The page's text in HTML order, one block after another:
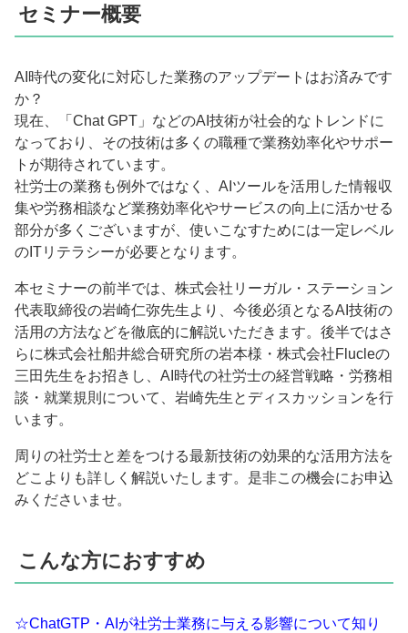
セミナー概要
AI時代の変化に対応した業務のアップデートはお済みです
か？
現在、「Chat GPT」などのAI技術が社会的なトレンドに
なっており、その技術は多くの職種で業務効率化やサポー
トが期待されています。
社労士の業務も例外ではなく、AIツールを活用した情報収
集や労務相談など業務効率化やサービスの向上に活かせる
部分が多くございますが、使いこなすためには一定レベル
のITリテラシーが必要となります。
本セミナーの前半では、株式会社リーガル・ステーション
代表取締役の岩崎仁弥先生より、今後必須となるAI技術の
活用の方法などを徹底的に解説いただきます。後半ではさ
らに株式会社船井総合研究所の岩本様・株式会社Flucleの
三田先生をお招きし、AI時代の社労士の経営戦略・労務相
談・就業規則について、岩崎先生とディスカッションを行
います。
周りの社労士と差をつける最新技術の効果的な活用方法を
どこよりも詳しく解説いたします。是非この機会にお申込
みくださいませ。
こんな方におすすめ
☆ChatGTP・AIが社労士業務に与える影響について知り